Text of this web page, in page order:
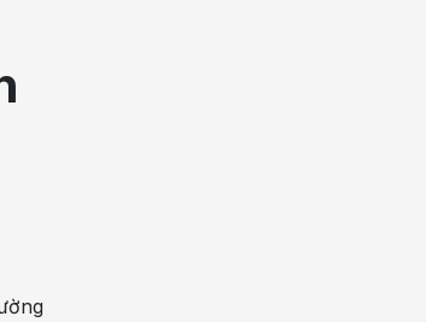
giáp nguyên phát, suy giáp thứ